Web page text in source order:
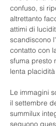
confuso, si
altrettanto
attimi di
scandiscono
contatto con
sfuma presto
lenta
Le immagini
il settembre
summilux